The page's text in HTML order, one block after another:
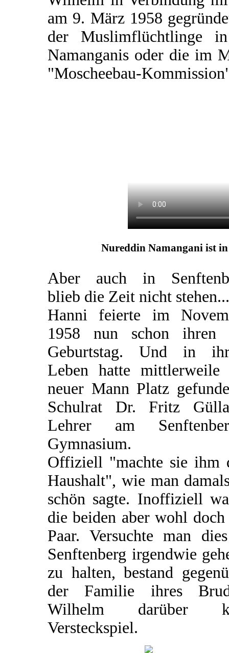
am 9. März 1958
der Muslimflüchtlinge
Namanganis oder die im
"Moscheebau-
Nureddin Namangani ist in
Aber auch in
blieb die Zeit nicht stehen...
Hanni feierte im
1958 nun schon ihren
Geburtstag. Und in
Leben hatte mittlerweile
neuer Mann Platz
Schulrat Dr. Fritz
Lehrer am
Gymnasium.
Offiziell "machte sie ihm
Haushalt", wie man
schön sagte. Inoffiziell
die beiden aber wohl
Paar. Versuchte man
Senftenberg irgendwie
zu halten, bestand
der Familie ihres
Wilhelm darüber
Versteckspiel.